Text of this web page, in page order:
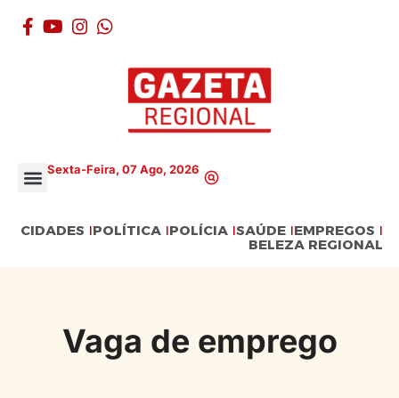
Sexta-Feira, 07 Ago, 2026
CIDADES POLÍTICA POLÍCIA SAÚDE EMPREGOS
BELEZA REGIONAL
Vaga de emprego